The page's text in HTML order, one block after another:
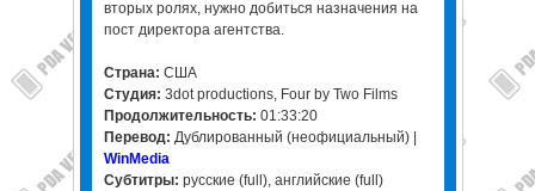
вторых ролях, нужно добиться назначения на
пост директора агентства.
Страна: США
Студия: 3dot productions, Four by Two Films
Продолжительность: 01:33:20
Перевод: Дублированный (неофициальный) |
WinMedia
Субтитры: русские (full), английские (full)